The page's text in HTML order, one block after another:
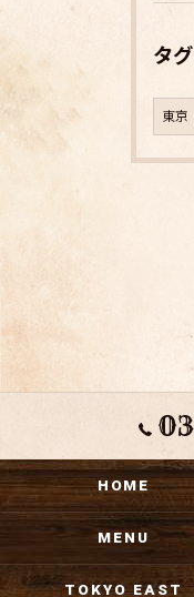
タグ
東京
HOME
MENU
TOKYO EAST